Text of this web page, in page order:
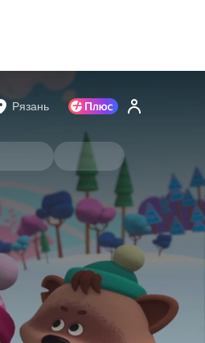
Рязань